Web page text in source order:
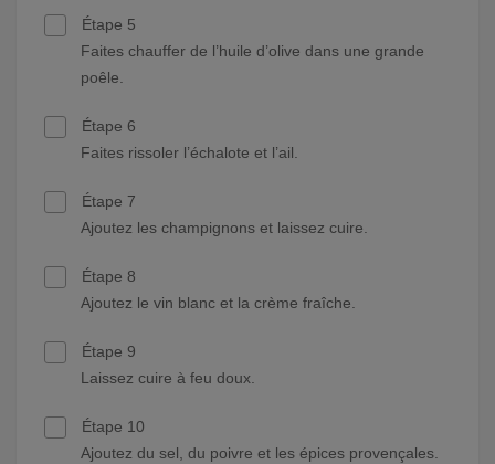
Étape 5
Faites chauffer de l’huile d’olive dans une grande
poêle.
Étape 6
Faites rissoler l’échalote et l’ail.
Étape 7
Ajoutez les champignons et laissez cuire.
Étape 8
Ajoutez le vin blanc et la crème fraîche.
Étape 9
Laissez cuire à feu doux.
Étape 10
Ajoutez du sel, du poivre et les épices provençales.